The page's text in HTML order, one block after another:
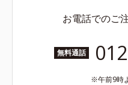
お電話でのご
無料通話
午前9時